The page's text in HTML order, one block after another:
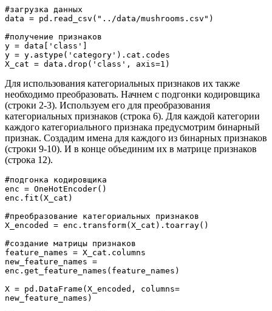
#загрузка данных
data = pd.read_csv("../data/mushrooms.csv")
#получение признаков
y = data['class']
y = y.astype('category').cat.codes
X_cat = data.drop('class', axis=1)
Для использования категориальных признаков их также
необходимо преобразовать. Начнем с подгонки кодировщика
(строки 2-3). Используем его для преобразования
категориальных признаков (строка 6). Для каждой категории
каждого категориального признака предусмотрим бинарный
признак. Создадим имена для каждого из бинарных признаков
(строки 9-10). И в конце объединим их в матрице признаков
(строка 12).
#подгонка кодировщика
enc = OneHotEncoder()
enc.fit(X_cat)
#преобразование категориальных признаков
X_encoded = enc.transform(X_cat).toarray()
#создание матрицы признаков
feature_names = X_cat.columns
new_feature_names =
enc.get_feature_names(feature_names)
X = pd.DataFrame(X_encoded, columns=
new_feature_names)